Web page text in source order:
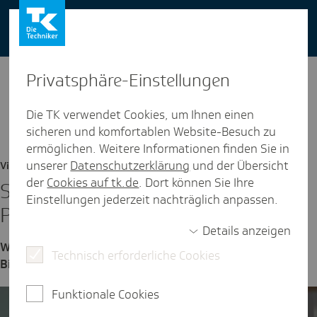
You can also use our website in English -
change to English version
Video
So trai­nieren die Beach-Volley­ball-
Profis
Wir haben die beiden Beach-Volleyballerinnen Victoria
Bieneck und Isabel Schneider einen Tag begleitet.
Privat­sphäre-Einstel­lungen
Die TK verwendet Cookies, um Ihnen einen
sicheren und komfortablen Website-Besuch zu
ermöglichen. Weitere Informationen finden Sie in
unserer Datenschutzerklärung und der Übersicht
der Cookies auf tk.de. Dort können Sie Ihre
Einstellungen jederzeit nachträglich anpassen.
Details anzeigen
Technisch erforderliche Cookies
Funktionale Cookies